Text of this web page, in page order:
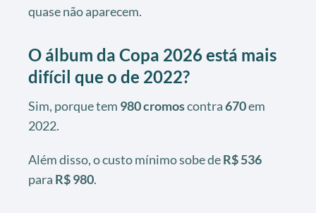
quase não aparecem.
O álbum da Copa 2026 está mais
difícil que o de 2022?
Sim, porque tem 980 cromoscontra670em
2022.
Além disso, o custo mínimo sobe deR$ 536
para R$ 980.